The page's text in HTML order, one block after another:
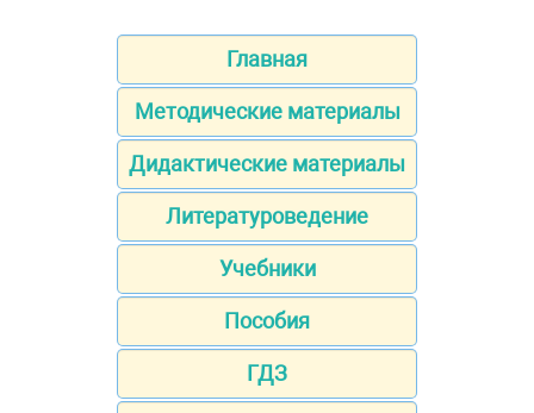
Главная
Методические материалы
Дидактические материалы
Литературоведение
Учебники
Пособия
ГДЗ